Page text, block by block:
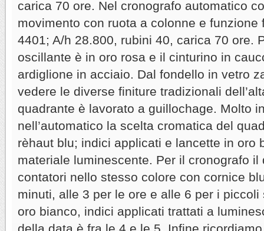
carica 70 ore. Nel cronografo automatico
movimento con ruota a colonne e funzione
4401; A/h 28.800, rubini 40, carica 70 ore.
oscillante è in oro rosa e il cinturino in
ardiglione in acciaio. Dal fondello in vetro
vedere le diverse finiture tradizionali
quadrante è lavorato a guillochage. Molto
nell’automatico la scelta cromatica del
rèhaut blu; indici applicati e lancette in oro
materiale luminescente. Per il cronografo il
contatori nello stesso colore con cornice
minuti, alle 3 per le ore e alle 6 per i
oro bianco, indici applicati trattati a